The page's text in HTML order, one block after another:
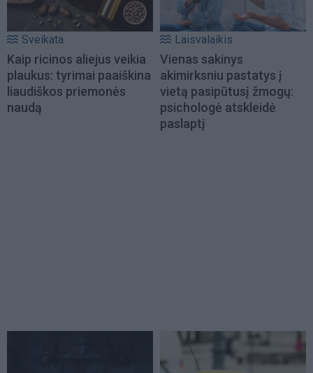
Sveikata
Kaip ricinos aliejus veikia
plaukus: tyrimai paaiškina
liaudiškos priemonės
naudą
Laisvalaikis
Vienas sakinys
akimirksniu pastatys į
vietą pasipūtusį žmogų:
psichologė atskleidė
paslaptį